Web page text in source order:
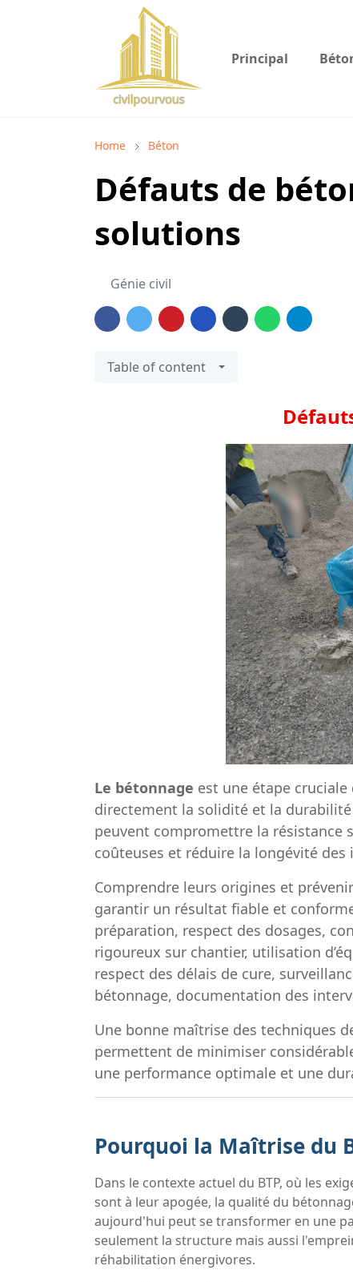
Principal
Home Béton
Défauts de
solutions
Génie civil
Table of content
Le bétonnage est une étape
directement la solidité et la durabilité
peuvent compromettre la résistance
coûteuses et réduire la longévité des
Comprendre leurs origines et
garantir un résultat fiable et
préparation, respect des dosages,
rigoureux sur chantier, utilisation
respect des délais de cure,
bétonnage, documentation des
Une bonne maîtrise des techniques
permettent de minimiser
une performance optimale et une
Pourquoi la Maîtrise du
Dans le contexte actuel du BTP, où les
sont à leur apogée, la qualité du
aujourd'hui peut se transformer en une
seulement la structure mais aussi
réhabilitation énergivores.